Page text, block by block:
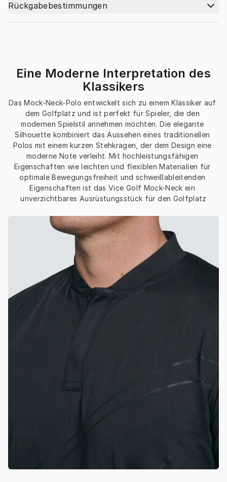
Rückgabebestimmungen
Eine Moderne Interpretation des
Klassikers
Das Mock-Neck-Polo entwickelt sich zu einem Klassiker auf
dem Golfplatz und ist perfekt für Spieler, die den
modernen Spielstil annehmen möchten. Die elegante
Silhouette kombiniert das Aussehen eines traditionellen
Polos mit einem kurzen Stehkragen, der dem Design eine
moderne Note verleiht. Mit hochleistungsfähigen
Eigenschaften wie leichten und flexiblen Materialien für
optimale Bewegungsfreiheit und schweißableitenden
Eigenschaften ist das Vice Golf Mock-Neck ein
unverzichtbares Ausrüstungsstück für den Golfplatz